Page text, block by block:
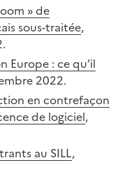
» de
sous-traitée,
Europe : ce qu’il
2022.
en contrefaçon
de logiciel,
au SILL,